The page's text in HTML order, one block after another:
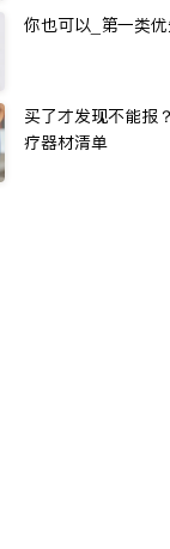
你也可以_第一类
买了才发现不能报
疗器材清单